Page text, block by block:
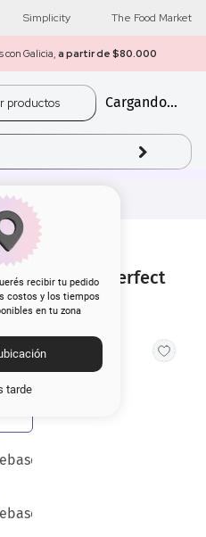
Simplicity The Food Market
Galicia, a partir de $80.000
Cargando...
recibir tu pedido
costos y los tiempos
en tu zona
tarde
Fix & Perfect